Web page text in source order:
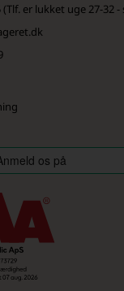
(Tlf. er lukket uge 27-32